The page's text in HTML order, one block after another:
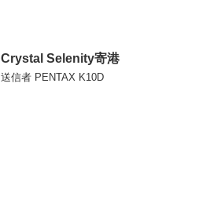
Crystal Selenity寄港
送信者 PENTAX K10D